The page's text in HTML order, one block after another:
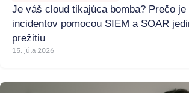
Je váš cloud tikajúca bomba? Prečo je
incidentov pomocou SIEM a SOAR
prežitiu
15. júla 2026